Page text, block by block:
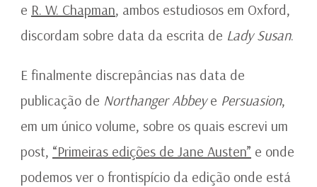
e R. W. Chapman, ambos estudiosos em Oxford,
discordam sobre data da escrita de Lady Susan.
E finalmente discrepâncias nas data de
publicação de Northanger Abbeye Persuasion,
em um único volume, sobre os quais escrevi um
post, “Primeiras edições de Jane Austen” e onde
podemos ver o frontispício da edição onde está